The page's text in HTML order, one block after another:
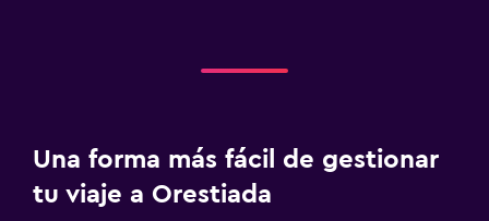
Una forma más fácil de gestionar
tu viaje a Orestiada